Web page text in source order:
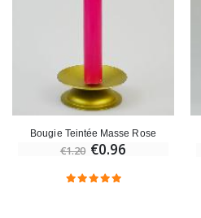
Bougie Teintée Masse Rose
€1.20 €0.96